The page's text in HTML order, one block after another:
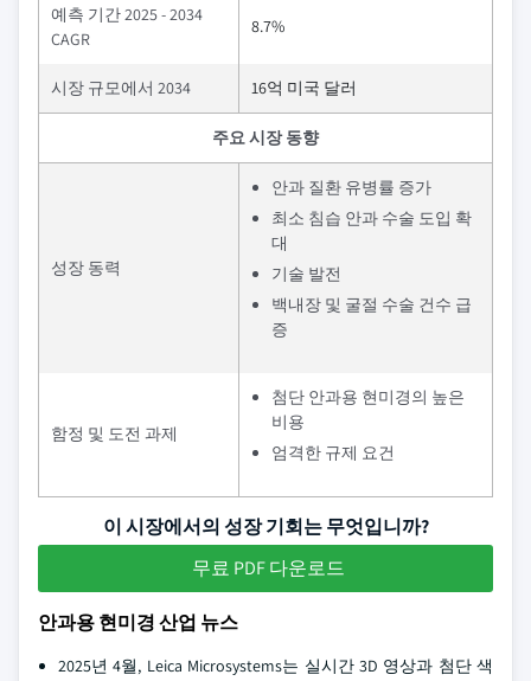
예측 기간 2025 - 2034
CAGR
8.7%
시장 규모에서 2034 16억 미국 달러
주요 시장 동향
성장 동력
안과 질환 유병률 증가
최소 침습 안과 수술 도입 확
대
기술 발전
백내장 및 굴절 수술 건수 급
증
함정 및 도전 과제
첨단 안과용 현미경의 높은
비용
엄격한 규제 요건
이 시장에서의 성장 기회는 무엇입니까?
무료 PDF 다운로드
안과용 현미경 산업 뉴스
2025년 4월, Leica Microsystems는 실시간 3D 영상과 첨단 색